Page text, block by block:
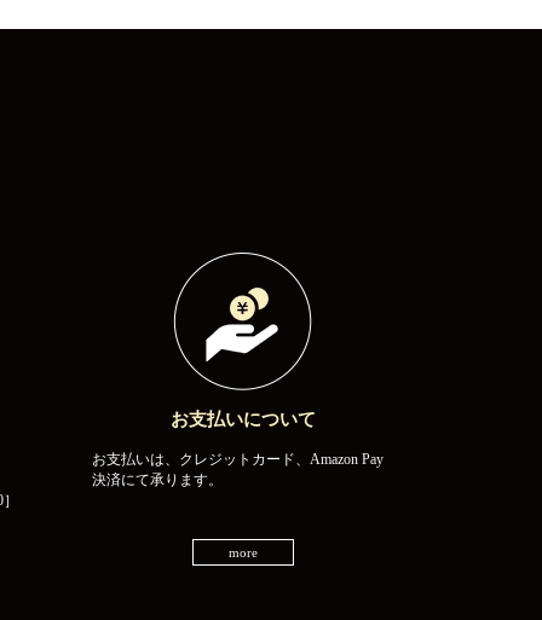
お支払いについて
お支払いは、クレジットカード、Amazon Pay
決済にて承ります。
more